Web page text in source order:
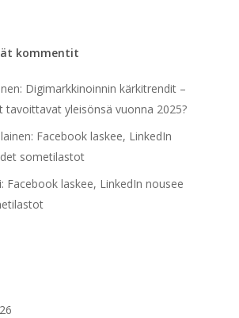
kommentit
: Digimarkkinoinnin kärkitrendit –
tavoittavat yleisönsä vuonna 2025?
: Facebook laskee, LinkedIn
sometilastot
: Facebook laskee, LinkedIn nousee